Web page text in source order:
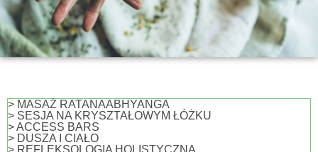
> MASAŻ RATANAABHYANGA
> SESJA NA KRYSZTAŁOWYM ŁÓŻKU
> ACCESS BARS
> DUSZA I CIAŁO
> REFLEKSOLOGIA HOLISTYCZNA